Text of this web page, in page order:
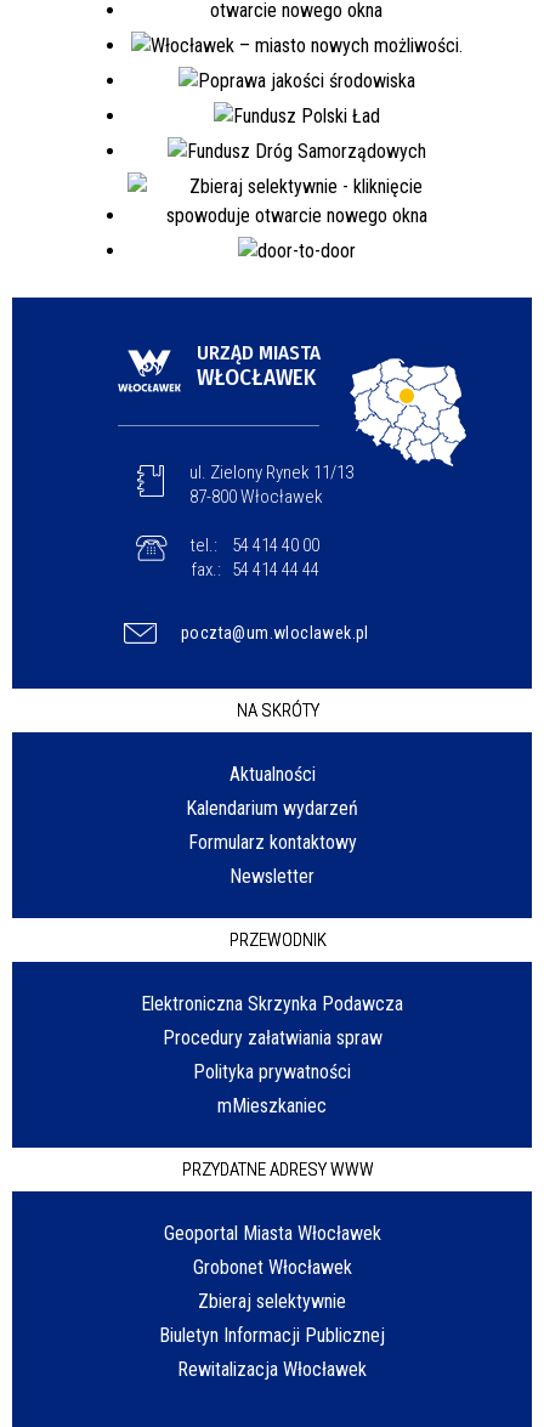
URZĄD MIASTA
WŁOCŁAWEK
ul. Zielony Rynek 11/13
87-800 Włocławek
tel.:
54 414 40 00
fax.:
54 414 44 44
poczta@um.wloclawek.pl
NA SKRÓTY
Aktualności
Kalendarium wydarzeń
Formularz kontaktowy
Newsletter
PRZEWODNIK
Elektroniczna Skrzynka Podawcza
Procedury załatwiania spraw
Polityka prywatności
mMieszkaniec
PRZYDATNE ADRESY WWW
Geoportal Miasta Włocławek
Grobonet Włocławek
Zbieraj selektywnie
Biuletyn Informacji Publicznej
Rewitalizacja Włocławek